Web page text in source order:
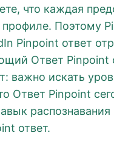
что каждая
Поэтому
Pinpoint ответ
Ответ Pinpoint
важно искать
Ответ Pinpoint
ответ.